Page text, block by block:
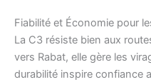
Fiabilité et Économie pour
La C3 résiste bien aux
vers Rabat, elle gère les
durabilité inspire confiance